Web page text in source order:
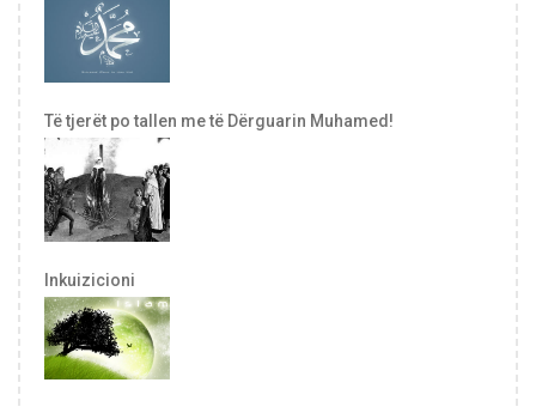
Të tjerët po tallen me të Dërguarin Muhamed!
Inkuizicioni